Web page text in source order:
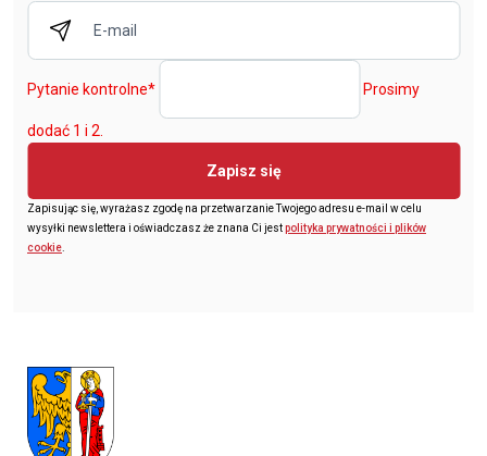
Pytanie kontrolne* Prosimy
dodać 1 i 2.
Zapisz się
Zapisując się, wyrażasz zgodę na przetwarzanie Twojego adresu e-mail w celu
wysyłki newslettera i oświadczasz że znana Ci jestpolityka prywatności i plików
cookie.